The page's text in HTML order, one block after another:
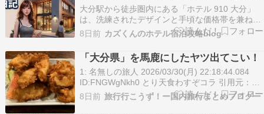
大分駅から徒歩圏内にある「ホテル 910 大分」
は、洗練されたデザインと手頃な価格帯を兼ね備
えた、賢い旅にぴったりの宿泊施設です。おしゃ
れな雰囲気は魅力的ですが、実際の使い心地や周
辺環境に不安を感じる方も多いのではないでしょ
うか。 「写真映えはするけれど、実は不便な
の？」といっ…
8日前 カズくんのホテル宿泊攻略blog
「大分県」を馬鹿にしたヤツ出てこい！
1: 名無しの旅人 2026/03/30(月) 22:18:44.084
ID:FNGWgNkh0 とり天食わすぞコラ 引用元：
http://viper.2ch.sc/test/read.cgi/news4vip/
続きを読む
8日前 旅行行こうず！ー国内旅行まとめブログー